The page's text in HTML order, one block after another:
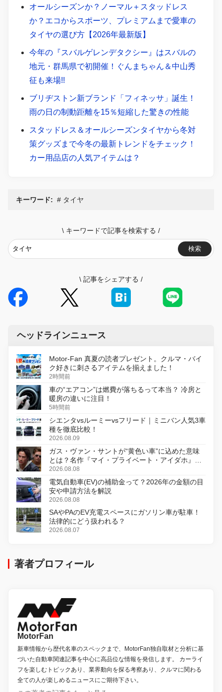
オールシーズンか？ノーマル＋スタッドレス
か？エコからスポーツ、プレミアムまで愛車の
タイヤの選び方【2026年最新版】
今年の『スバルゲレンデタクシー』はスバルの
地元・群馬県で初開催！ぐんまちゃん＆中山秀
征も来場!!
ブリヂストン新ブランド「フィネッサ」誕生！
雨の日の制動距離を15％短縮した驚きの性能
スタッドレス＆オールシーズンタイヤから冬対
策グッズまで今冬の最新トレンドをチェック！
カー用品店の人気アイテムは？
キーワード: タイヤ
\ キーワードで記事を検索する /
検索
\ 記事をシェアする /
ヘッドラインニュース
Motor-Fan 真夏の読者プレゼント。クルマ・バイ
ク好きに刺さるアイテムを揃えました！
2時間前
車の“エアコン”は燃費が落ちるって本当？ 冷房と
暖房の違いに注目！
5時間前
シエンタvsルーミーvsフリード｜ミニバン人気3車
種を徹底比較！
2026.08.09
ガス・ヴァン・サントが“黄色い車”に込めた意味
とは？名作『マイ・プライベート・アイダホ』が
初のデジタルリマスター版で復活
2026.08.08
電気自動車(EV)の補助金って？2026年の金額の目
安や申請方法を解説
2026.08.08
SAやPAのEV充電スペースにガソリン車が駐車！
法律的にどう扱われる？
2026.08.07
著者プロフィール
MotorFan
新車情報から歴代名車のスペックまで、MotorFan独自取材と分析に基
づいた自動車関連記事を中心に高品位な情報を発信します。 カーライ
フを楽しむトピックあり、業界動向を探る考察あり、クルマに関わる
全ての人が楽しめるニュースにご期待下さい。